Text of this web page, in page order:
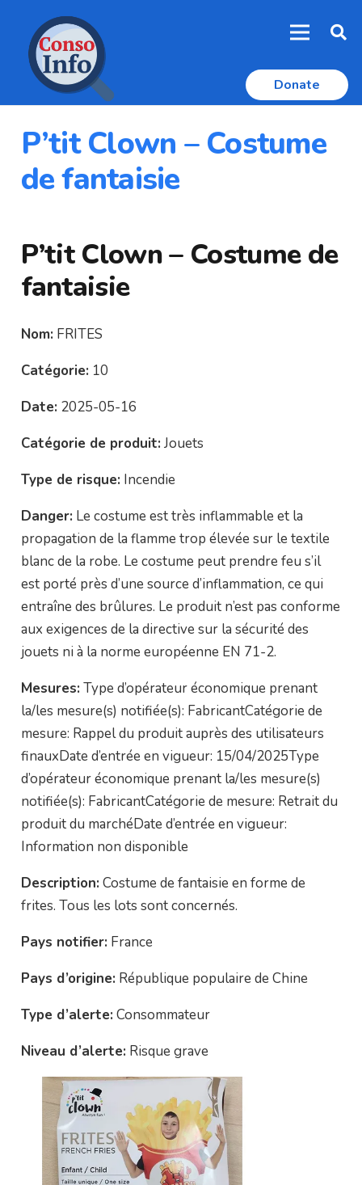
Donate
P’tit Clown – Costume
de fantaisie
P’tit Clown – Costume de
fantaisie
Nom: FRITES
Catégorie: 10
Date: 2025-05-16
Catégorie de produit: Jouets
Type de risque: Incendie
Danger: Le costume est très inflammable et la
propagation de la flamme trop élevée sur le textile
blanc de la robe. Le costume peut prendre feu s’il
est porté près d’une source d’inflammation, ce qui
entraîne des brûlures. Le produit n’est pas conforme
aux exigences de la directive sur la sécurité des
jouets ni à la norme européenne EN 71-2.
Mesures: Type d’opérateur économique prenant
la/les mesure(s) notifiée(s): FabricantCatégorie de
mesure: Rappel du produit auprès des utilisateurs
finauxDate d’entrée en vigueur: 15/04/2025Type
d’opérateur économique prenant la/les mesure(s)
notifiée(s): FabricantCatégorie de mesure: Retrait du
produit du marchéDate d’entrée en vigueur:
Information non disponible
Description: Costume de fantaisie en forme de
frites. Tous les lots sont concernés.
Pays notifier: France
Pays d’origine: République populaire de Chine
Type d’alerte: Consommateur
Niveau d’alerte: Risque grave